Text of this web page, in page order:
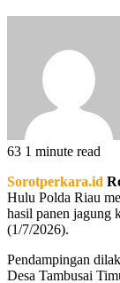
63 1 minute read
Sorotperkara.id
Hulu Polda Riau
hasil panen jagung
(1/7/2026).
Pendampingan
Desa Tambusai